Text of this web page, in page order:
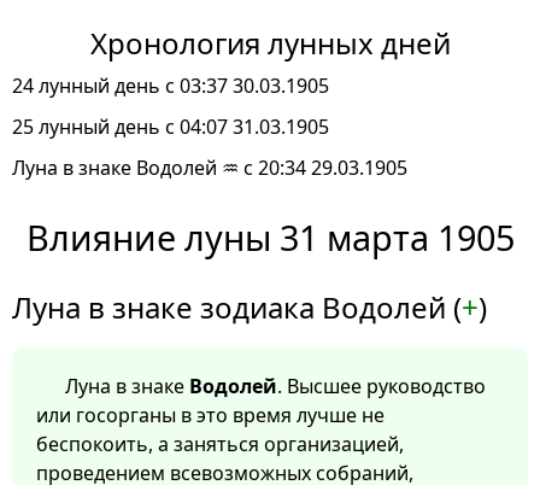
Хронология лунных дней
24 лунный день с 03:37 30.03.1905
25 лунный день с 04:07 31.03.1905
Луна в знаке Водолей ♒ с 20:34 29.03.1905
Влияние луны 31 марта 1905
Луна в знаке зодиака Водолей (+)
Луна в знаке Водолей. Высшее руководство
или госорганы в это время лучше не
беспокоить, а заняться организацией,
проведением всевозможных собраний,